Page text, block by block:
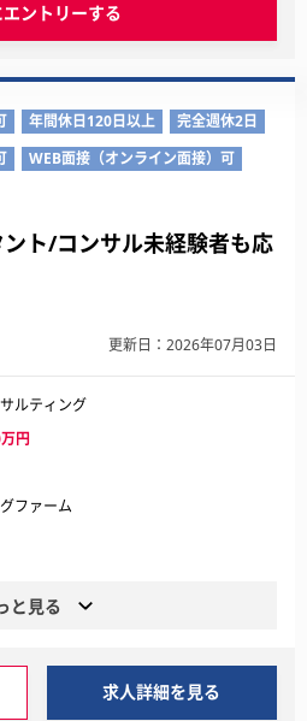
ントリーする
年間休日120日以上
完全週休2日
WEB面接（オンライン面接）可
ト/コンサル未経験者も応
更新日：2026年07月03日
ルティング
円
ファーム
と見る
求人詳細を見る